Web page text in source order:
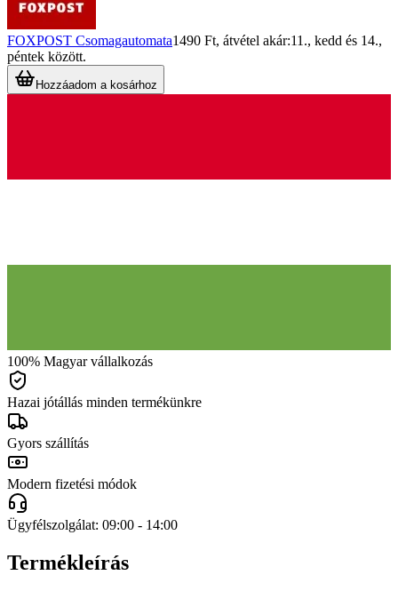
FOXPOST Csomagautomata1490 Ft, átvétel akár:11., kedd és 14.,
péntek között.
Hozzáadom a kosárhoz
100% Magyar vállalkozás
Hazai jótállás minden termékünkre
Gyors szállítás
Modern fizetési módok
Ügyfélszolgálat: 09:00 - 14:00
Termékleírás